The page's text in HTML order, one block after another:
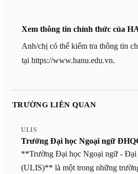
Xem thông tin chính thức của
Anh/chị có thể kiểm tra thông tin
tại https://www.hanu.edu.vn.
TRƯỜNG LIÊN QUAN
ULIS
Trường Đại học Ngoại ngữ
**Trường Đại học Ngoại ngữ - Đại
(ULIS)** là một trong những